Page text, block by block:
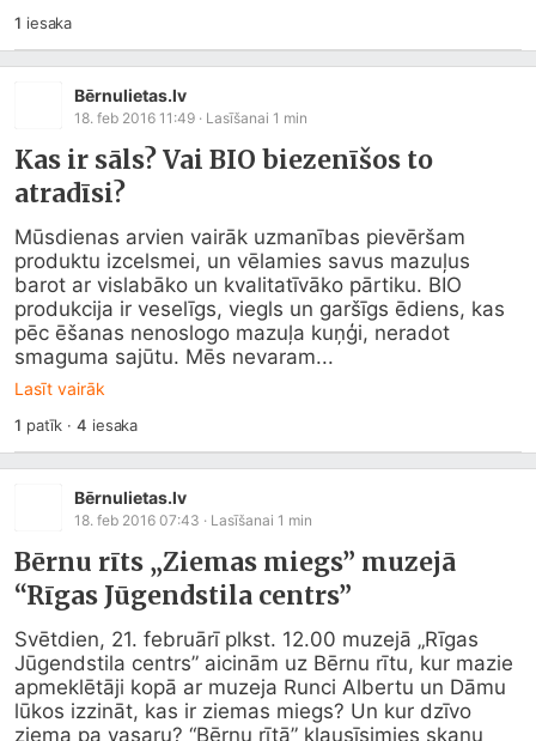
1 iesaka
Bērnulietas.lv
18. feb 2016 11:49 · Lasīšanai 1 min
Kas ir sāls? Vai BIO biezenīšos to
atradīsi?
Mūsdienas arvien vairāk uzmanības pievēršam
produktu izcelsmei, un vēlamies savus mazuļus
barot ar vislabāko un kvalitatīvāko pārtiku. BIO
produkcija ir veselīgs, viegls un garšīgs ēdiens, kas
pēc ēšanas nenoslogo mazuļa kuņģi, neradot
smaguma sajūtu. Mēs nevaram...
Lasīt vairāk
1 patīk ·4 iesaka
Bērnulietas.lv
18. feb 2016 07:43 · Lasīšanai 1 min
Bērnu rīts „Ziemas miegs” muzejā
“Rīgas Jūgendstila centrs”
Svētdien, 21. februārī plkst. 12.00 muzejā „Rīgas
Jūgendstila centrs” aicinām uz Bērnu rītu, kur mazie
apmeklētāji kopā ar muzeja Runci Albertu un Dāmu
lūkos izzināt, kas ir ziemas miegs? Un kur dzīvo
ziema pa vasaru? “Bērnu rītā” klausīsimies skaņu